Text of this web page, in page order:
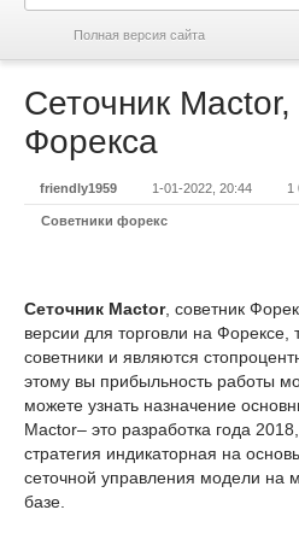
Полная версия сайта
Сеточник Mactor,
Форекса
friendly1959 1-01-2022, 20:44 1
Советники форекс
Сеточник Mactor, советник
версии для торговли на Форексе,
советники и являются
этому вы прибыльность работы
можете узнать назначение
Mactor– это разработка года
стратегия индикаторная на
сеточной управления модели на
базе.